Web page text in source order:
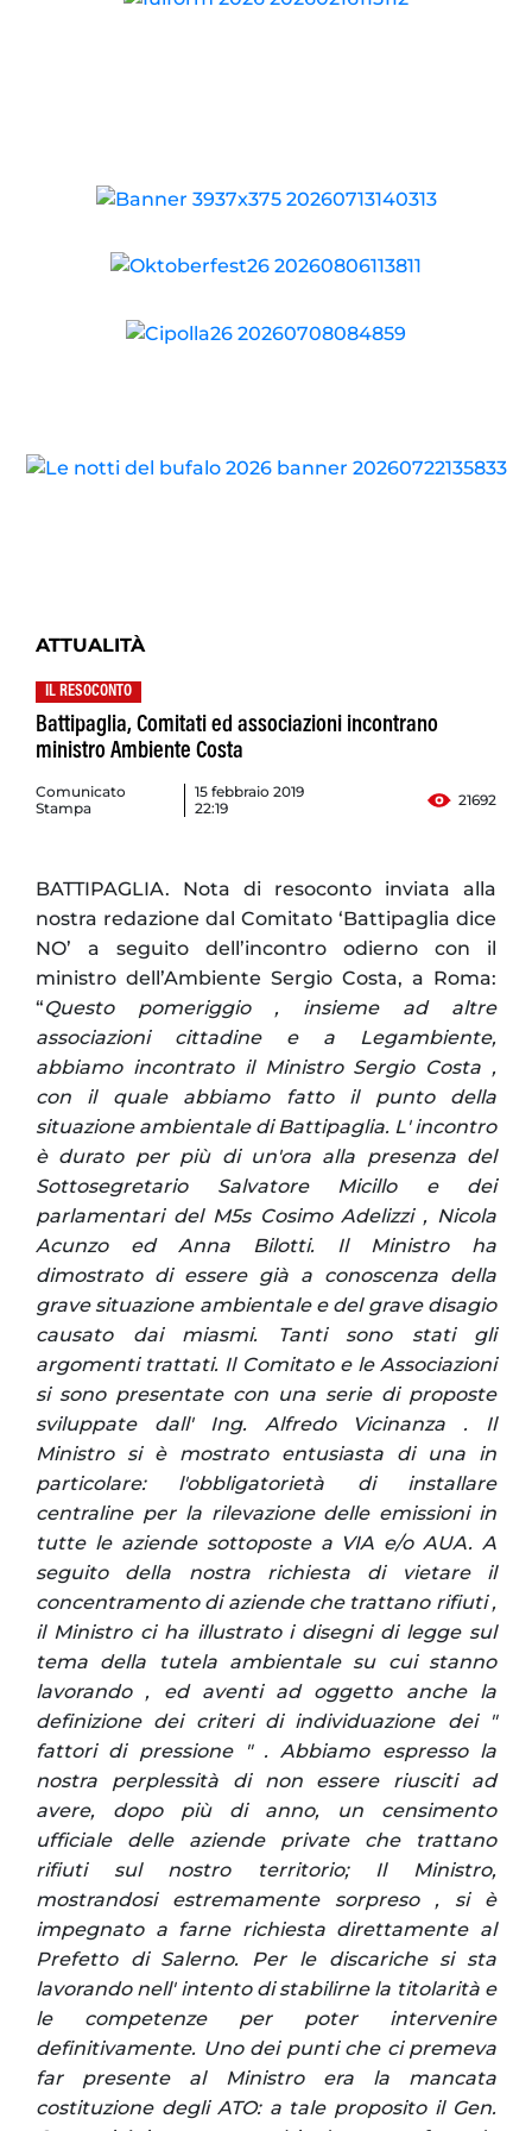
ATTUALITÀ
IL RESOCONTO
Battipaglia, Comitati ed associazioni incontrano
ministro Ambiente Costa
Comunicato
Stampa
15 febbraio 2019
22:19
21692
BATTIPAGLIA. Nota di resoconto inviata alla
nostra redazione dal Comitato ‘Battipaglia dice
NO’ a seguito dell’incontro odierno con il
ministro dell’Ambiente Sergio Costa, a Roma:
“Questo pomeriggio , insieme ad altre
associazioni cittadine e a Legambiente,
abbiamo incontrato il Ministro Sergio Costa ,
con il quale abbiamo fatto il punto della
situazione ambientale di Battipaglia. L' incontro
è durato per più di un'ora alla presenza del
Sottosegretario Salvatore Micillo e dei
parlamentari del M5s Cosimo Adelizzi , Nicola
Acunzo ed Anna Bilotti. Il Ministro ha
dimostrato di essere già a conoscenza della
grave situazione ambientale e del grave disagio
causato dai miasmi. Tanti sono stati gli
argomenti trattati. Il Comitato e le Associazioni
si sono presentate con una serie di proposte
sviluppate dall' Ing. Alfredo Vicinanza . Il
Ministro si è mostrato entusiasta di una in
particolare: l'obbligatorietà di installare
centraline per la rilevazione delle emissioni in
tutte le aziende sottoposte a VIA e/o AUA. A
seguito della nostra richiesta di vietare il
concentramento di aziende che trattano rifiuti ,
il Ministro ci ha illustrato i disegni di legge sul
tema della tutela ambientale su cui stanno
lavorando , ed aventi ad oggetto anche la
definizione dei criteri di individuazione dei "
fattori di pressione " . Abbiamo espresso la
nostra perplessità di non essere riusciti ad
avere, dopo più di anno, un censimento
ufficiale delle aziende private che trattano
rifiuti sul nostro territorio; Il Ministro,
mostrandosi estremamente sorpreso , si è
impegnato a farne richiesta direttamente al
Prefetto di Salerno. Per le discariche si sta
lavorando nell' intento di stabilirne la titolarità e
le competenze per poter intervenire
definitivamente. Uno dei punti che ci premeva
far presente al Ministro era la mancata
costituzione degli ATO: a tale proposito il Gen.